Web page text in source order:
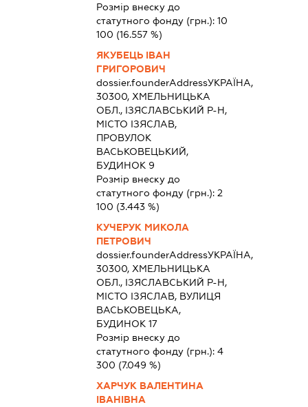
Розмір внеску до
статутного фонду (грн.): 10
100 (16.557 %)
ЯКУБЕЦЬ ІВАН
ГРИГОРОВИЧ
dossier.founderAddressУКРАЇНА,
30300, ХМЕЛЬНИЦЬКА
ОБЛ., ІЗЯСЛАВСЬКИЙ Р-Н,
МІСТО ІЗЯСЛАВ,
ПРОВУЛОК
ВАСЬКОВЕЦЬКИЙ,
БУДИНОК 9
Розмір внеску до
статутного фонду (грн.): 2
100 (3.443 %)
КУЧЕРУК МИКОЛА
ПЕТРОВИЧ
dossier.founderAddressУКРАЇНА,
30300, ХМЕЛЬНИЦЬКА
ОБЛ., ІЗЯСЛАВСЬКИЙ Р-Н,
МІСТО ІЗЯСЛАВ, ВУЛИЦЯ
ВАСЬКОВЕЦЬКА,
БУДИНОК 17
Розмір внеску до
статутного фонду (грн.): 4
300 (7.049 %)
ХАРЧУК ВАЛЕНТИНА
ІВАНІВНА